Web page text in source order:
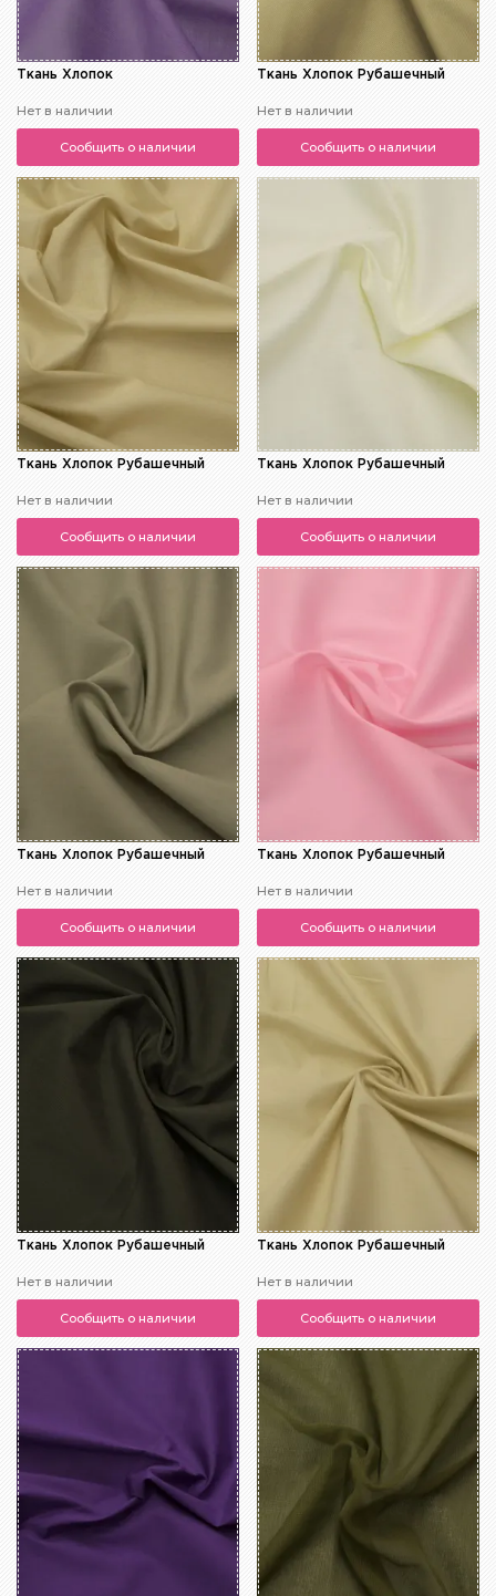
Ткань Хлопок
Нет в наличии
Сообщить о наличии
Ткань Хлопок Рубашечный
Нет в наличии
Сообщить о наличии
Ткань Хлопок Рубашечный
Нет в наличии
Сообщить о наличии
Ткань Хлопок Рубашечный
Нет в наличии
Сообщить о наличии
Ткань Хлопок Рубашечный
Нет в наличии
Сообщить о наличии
Ткань Хлопок Рубашечный
Нет в наличии
Сообщить о наличии
Ткань Хлопок Рубашечный
Нет в наличии
Сообщить о наличии
Ткань Хлопок Рубашечный
Нет в наличии
Сообщить о наличии